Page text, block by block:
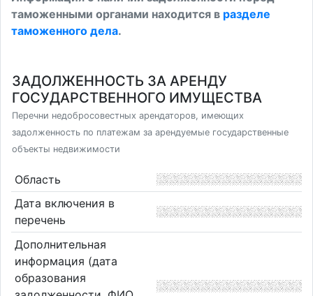
таможенными органами находится в разделе
таможенного дела.
ЗАДОЛЖЕННОСТЬ ЗА АРЕНДУ
ГОСУДАРСТВЕННОГО ИМУЩЕСТВА
Перечни недобросовестных арендаторов, имеющих
задолженность по платежам за арендуемые государственные
объекты недвижимости
Область
Дата включения в
перечень
Дополнительная
информация (дата
образования